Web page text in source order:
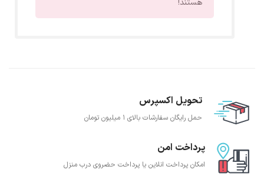
تحویل اکسپرس
حمل رایگان سفارشات بالای 1 میلیون تومان
پرداخت امن
امکان پرداخت انلاین یا پرداخت حضروی درب منزل